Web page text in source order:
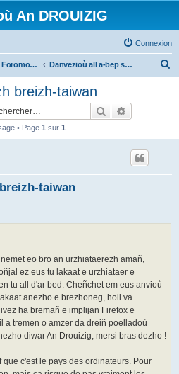
An DROUIZIG
Connexion
Kerzrouizig - Foromoù An Drouizig Danvezioù all a-bep seurt
breizh-taiwan
Rechercher
• Page 1 sur 1
taiwan
eo bro an urzhiataerezh amañ,
ez eus tu lakaat e urzhiataer e
tu all d'ar bed. Cheñchet em eus anvioù
anezho e brezhoneg, holl va
ha bremañ e implijan Firefox e
a tremen o amzer da dreiñ poelladoù
diwar An Drouizig, mersi bras dezho !
que c'est le pays des ordinateurs. Pour